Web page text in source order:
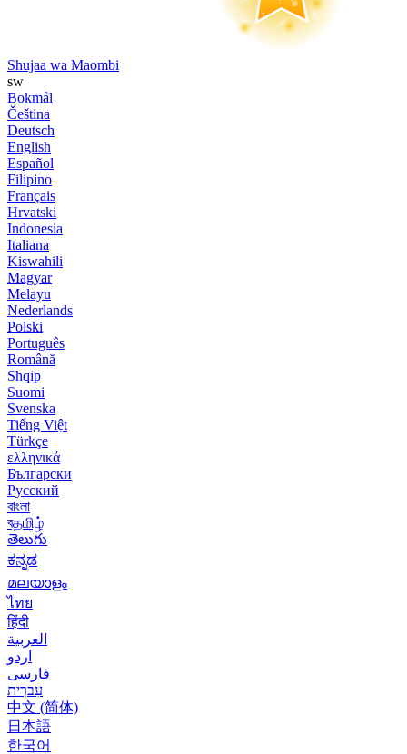
Shujaa wa Maombi
sw
Bokmål
Čeština
Deutsch
English
Español
Filipino
Français
Hrvatski
Indonesia
Italiana
Kiswahili
Magyar
Melayu
Nederlands
Polski
Português
Română
Shqip
Suomi
Svenska
Tiếng Việt
Türkçe
ελληνικά
Български
Русский
বাংলা
বதமிழ்
తెలుగు
ಕನ್ನಡ
മലയാളം
ไทย
हिंदी
العربية
اردو
فارسی
עִברִית
中文 (简体)
日本語
한국어